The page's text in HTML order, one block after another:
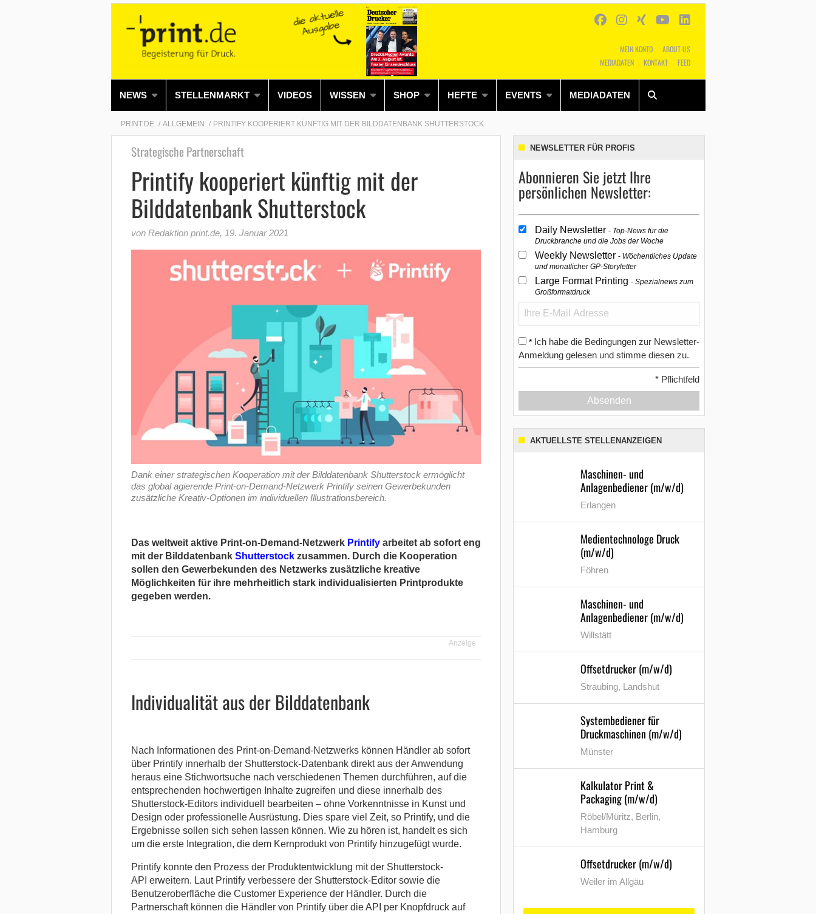
MEIN KONTO
ABOUT US
MEDIADATEN
KONTAKT FEED
NEWS STELLENMARKT VIDEOS WISSEN SHOP HEFTE EVENTS MEDIADATEN
Alles Shop SUCHEN
PRINT.DE ALLGEMEIN PRINTIFY KOOPERIERT KÜNFTIG MIT DER BILDDATENBANK SHUTTERSTOCK
Strategische Partnerschaft
Printify kooperiert künftig mit der
Bilddatenbank Shutterstock
von Redaktion print.de, 19. Januar 2021
Dank einer strategischen Kooperation mit der Bilddatenbank Shutterstock ermöglicht
das global agierende Print-on-Demand-Netzwerk Printify seinen Gewerbekunden
zusätzliche Kreativ-Optionen im individuellen Illustrationsbereich.
Das weltweit aktive Print-on-Demand-Netzwerk Printifyarbeitet ab sofort eng
mit der Bilddatenbank Shutterstockzusammen. Durch die Kooperation
sollen den Gewerbekunden des Netzwerks zusätzliche kreative
Möglichkeiten für ihre mehrheitlich stark individualisierten Printprodukte
gegeben werden.
Anzeige
Individualität aus der Bilddatenbank
Nach Informationen des Print-on-Demand-Netzwerks können Händler ab sofort
über Printify innerhalb der Shutterstock-Datenbank direkt aus der Anwendung
heraus eine Stichwortsuche nach verschiedenen Themen durchführen, auf die
entsprechenden hochwertigen Inhalte zugreifen und diese innerhalb des
Shutterstock-Editors individuell bearbeiten – ohne Vorkenntnisse in Kunst und
Design oder professionelle Ausrüstung. Dies spare viel Zeit, so Printify, und die
Ergebnisse sollen sich sehen lassen können. Wie zu hören ist, handelt es sich
um die erste Integration, die dem Kernprodukt von Printify hinzugefügt wurde.
Printify konnte den Prozess der Produktentwicklung mit der Shutterstock-
API erweitern. Laut Printify verbessere der Shutterstock-Editor sowie die
Benutzeroberfläche die Customer Experience der Händler. Durch die
Partnerschaft können die Händler von Printify über die API per Knopfdruck auf
NEWSLETTER FÜR PROFIS
Abonnieren Sie jetzt Ihre
persönlichen Newsletter:
Daily Newsletter Top-News für die
Druckbranche und die Jobs der Woche
Weekly Newsletter Wöchentliches Update
und monatlicher GP-Storyletter
Large Format Printing Spezialnews zum
Großformatdruck
* Ich habe die Bedingungen zur Newsletter-
Anmeldung gelesen und stimme diesen zu.
* Pflichtfeld
Absenden
AKTUELLSTE STELLENANZEIGEN
Maschinen- und
Anlagenbediener (m/w/d)
Erlangen
Medientechnologe Druck
(m/w/d)
Föhren
Maschinen- und
Anlagenbediener (m/w/d)
Willstätt
Offsetdrucker (m/w/d)
Straubing, Landshut
Systembediener für
Druckmaschinen (m/w/d)
Münster
Kalkulator Print &
Packaging (m/w/d)
Röbel/Müritz, Berlin,
Hamburg
Offsetdrucker (m/w/d)
Weiler im Allgäu